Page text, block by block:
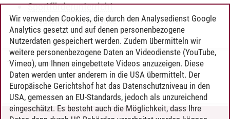
Sportförderunterricht
Zusätzliche Angebote
Timo Leder/30.06.2024
Wir verwenden Cookies, die durch den Analysedienst Google
Analytics gesetzt und auf denen personenbezogene
Nutzerdaten gespeichert werden. Zudem übermitteln wir
weitere personenbezogene Daten an Videodienste (YouTube,
Vimeo), um Ihnen eingebettete Videos anzuzeigen. Diese
Daten werden unter anderem in die USA übermittelt. Der
Europäische Gerichtshof hat das Datenschutzniveau in den
USA, gemessen an EU-Standards, jedoch als unzureichend
eingeschätzt. Es besteht auch die Möglichkeit, dass Ihre